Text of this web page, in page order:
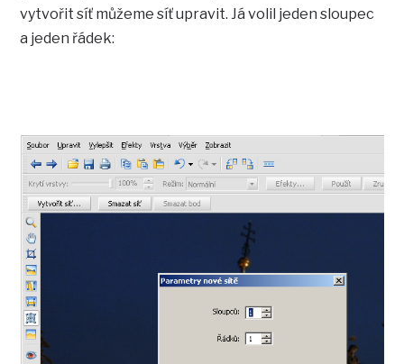
vytvořit síť můžeme síť upravit. Já volil jeden sloupec
a jeden řádek: